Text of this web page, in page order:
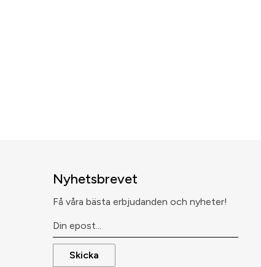
Nyhetsbrevet
Få våra bästa erbjudanden och nyheter!
Skicka